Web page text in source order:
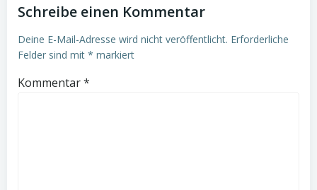
Schreibe einen Kommentar
Deine E-Mail-Adresse wird nicht veröffentlicht. Erforderliche
Felder sind mit * markiert
Kommentar*